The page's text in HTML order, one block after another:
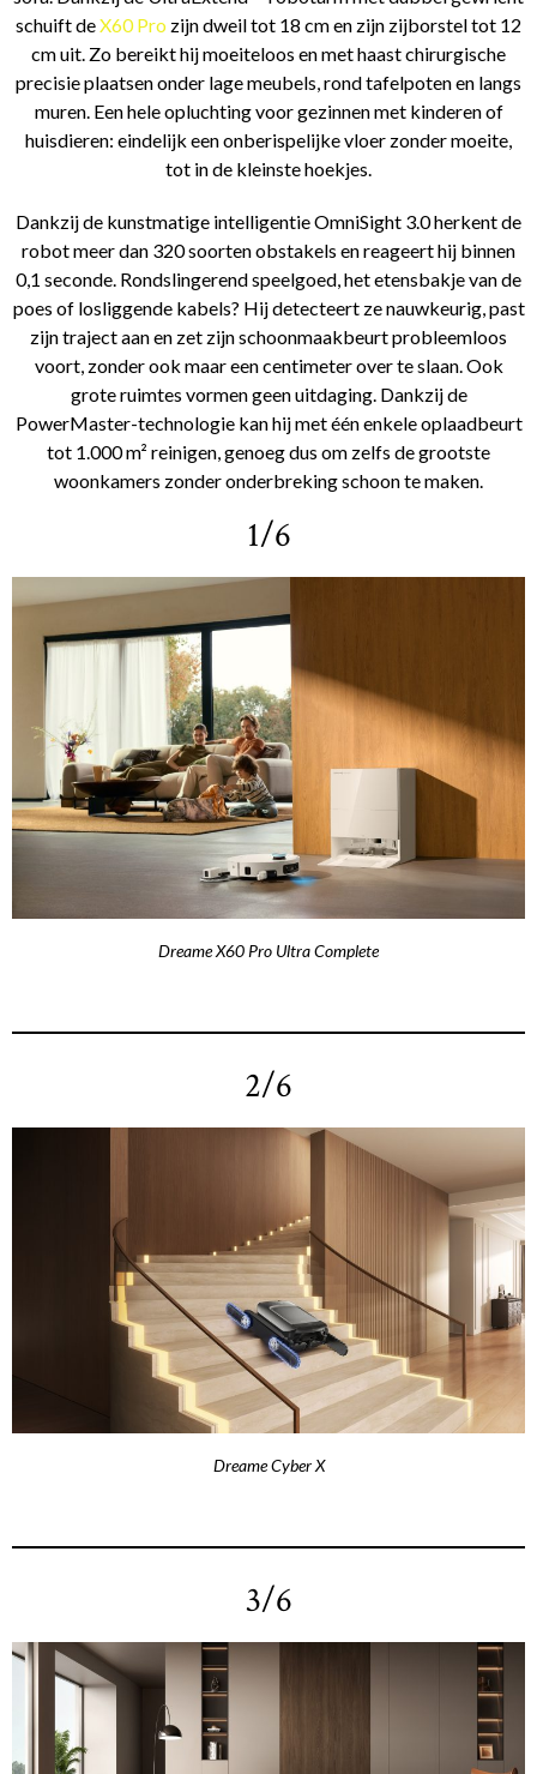
schuift deX60 Pro zijn dweil tot 18 cm en zijn zijborstel tot 12
cm uit. Zo bereikt hij moeiteloos en met haast chirurgische
precisie plaatsen onder lage meubels, rond tafelpoten en langs
muren. Een hele opluchting voor gezinnen met kinderen of
huisdieren: eindelijk een onberispelijke vloer zonder moeite,
tot in de kleinste hoekjes.
Dankzij de kunstmatige intelligentie OmniSight 3.0 herkent de
robot meer dan 320 soorten obstakels en reageert hij binnen
0,1 seconde. Rondslingerend speelgoed, het etensbakje van de
poes of losliggende kabels? Hij detecteert ze nauwkeurig, past
zijn traject aan en zet zijn schoonmaakbeurt probleemloos
voort, zonder ook maar een centimeter over te slaan. Ook
grote ruimtes vormen geen uitdaging. Dankzij de
PowerMaster-technologie kan hij met één enkele oplaadbeurt
tot 1.000 m² reinigen, genoeg dus om zelfs de grootste
woonkamers zonder onderbreking schoon te maken.
1/6
Dreame X60 Pro Ultra Complete
2/6
Dreame Cyber X
3/6